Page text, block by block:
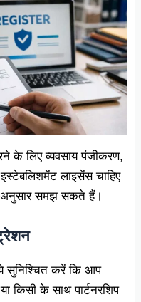
के लिए व्यवसाय पंजीकरण,
लाइसेंस चाहिए
अनुसार समझ सकते हैं।
सुनिश्चित करें कि आप
किसी के साथ पार्टनरशिप